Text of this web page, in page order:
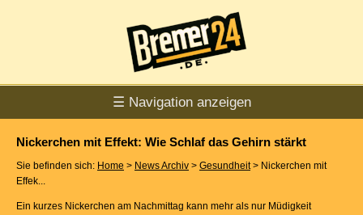
☰ Navigation anzeigen
Nickerchen mit Effekt: Wie Schlaf das Gehirn stärkt
Sie befinden sich: Home > News Archiv > Gesundheit> Nickerchen mit
Effek...
Ein kurzes Nickerchen am Nachmittag kann mehr als nur Müdigkeit